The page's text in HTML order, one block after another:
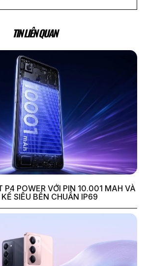
TIN LIÊN QUAN
P4 POWER VỚI PIN 10.001 MAH VÀ
SIÊU BỀN CHUẨN IP69